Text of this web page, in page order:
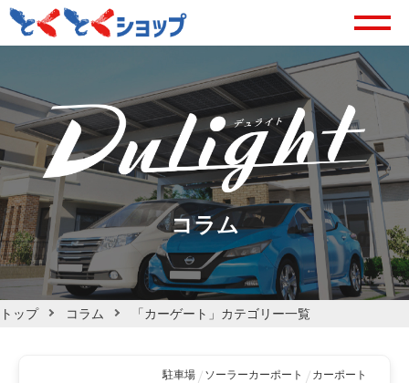
コラム
トップ コラム 「カーゲート」カテゴリー一覧
駐車場 ソーラーカーポート カーポート